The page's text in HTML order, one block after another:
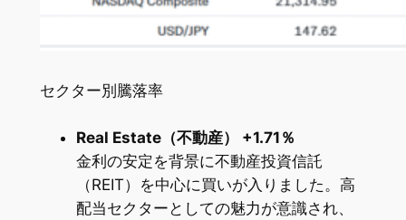
セクター別騰落率
Real Estate（不動産） +1.71％
金利の安定を背景に不動産投資信託
（REIT）を中心に買いが入りました。高
配当セクターとしての魅力が意識され、